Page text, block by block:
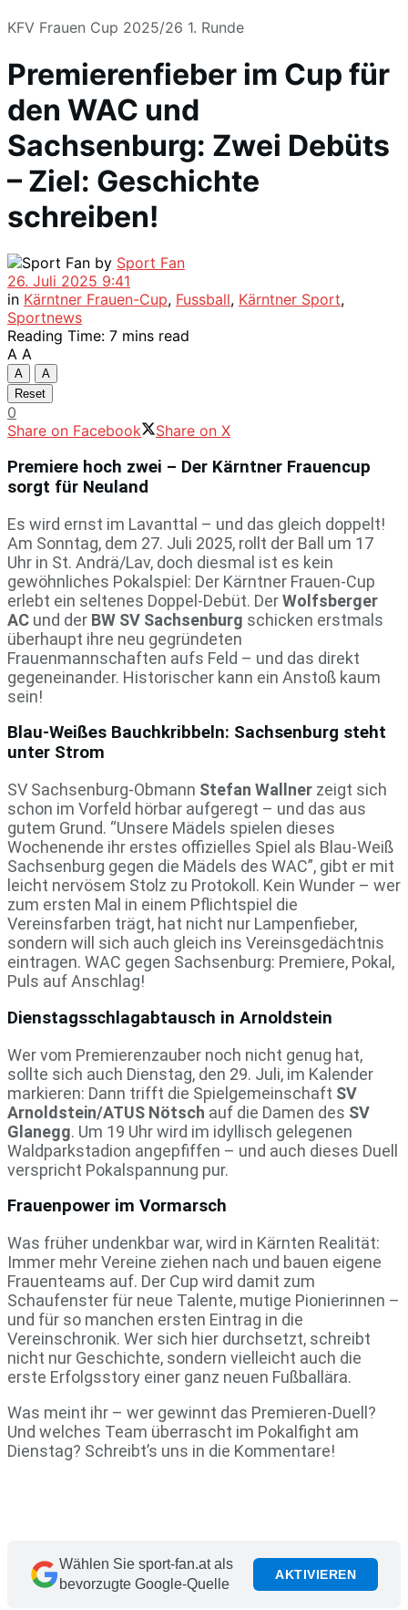
KFV Frauen Cup 2025/26 1. Runde
Premierenfieber im Cup für
den WAC und
Sachsenburg: Zwei Debüts
– Ziel: Geschichte
schreiben!
by Sport Fan
26. Juli 2025 9:41
in Kärntner Frauen-Cup, Fussball, Kärntner Sport,
Sportnews
Reading Time: 7 mins read
A A
A
A
Reset
0
Share on Facebook
Share on X
Premiere hoch zwei – Der Kärntner Frauencup
sorgt für Neuland
Es wird ernst im Lavanttal – und das gleich doppelt!
Am Sonntag, dem 27. Juli 2025, rollt der Ball um 17
Uhr in St. Andrä/Lav, doch diesmal ist es kein
gewöhnliches Pokalspiel: Der Kärntner Frauen-Cup
erlebt ein seltenes Doppel-Debüt. DerWolfsberger
AC und der BW SV Sachsenburg schicken erstmals
überhaupt ihre neu gegründeten
Frauenmannschaften aufs Feld – und das direkt
gegeneinander. Historischer kann ein Anstoß kaum
sein!
Blau-Weißes Bauchkribbeln: Sachsenburg steht
unter Strom
SV Sachsenburg-Obmann Stefan Wallner zeigt sich
schon im Vorfeld hörbar aufgeregt – und das aus
gutem Grund. “Unsere Mädels spielen dieses
Wochenende ihr erstes offizielles Spiel als Blau-Weiß
Sachsenburg gegen die Mädels des WAC”, gibt er mit
leicht nervösem Stolz zu Protokoll. Kein Wunder – wer
zum ersten Mal in einem Pflichtspiel die
Vereinsfarben trägt, hat nicht nur Lampenfieber,
sondern will sich auch gleich ins Vereinsgedächtnis
eintragen. WAC gegen Sachsenburg: Premiere, Pokal,
Puls auf Anschlag!
Dienstagsschlagabtausch in Arnoldstein
Wer vom Premierenzauber noch nicht genug hat,
sollte sich auch Dienstag, den 29. Juli, im Kalender
markieren: Dann trifft die Spielgemeinschaft SV
Arnoldstein/ATUS Nötsch auf die Damen des SV
Glanegg. Um 19 Uhr wird im idyllisch gelegenen
Waldparkstadion angepfiffen – und auch dieses Duell
verspricht Pokalspannung pur.
Frauenpower im Vormarsch
Was früher undenkbar war, wird in Kärnten Realität:
Immer mehr Vereine ziehen nach und bauen eigene
Frauenteams auf. Der Cup wird damit zum
Schaufenster für neue Talente, mutige Pionierinnen –
und für so manchen ersten Eintrag in die
Vereinschronik. Wer sich hier durchsetzt, schreibt
nicht nur Geschichte, sondern vielleicht auch die
erste Erfolgsstory einer ganz neuen Fußballära.
Was meint ihr – wer gewinnt das Premieren-Duell?
Und welches Team überrascht im Pokalfight am
Dienstag? Schreibt’s uns in die Kommentare!
Wählen Sie sport-fan.at als
bevorzugte Google-Quelle
AKTIVIEREN